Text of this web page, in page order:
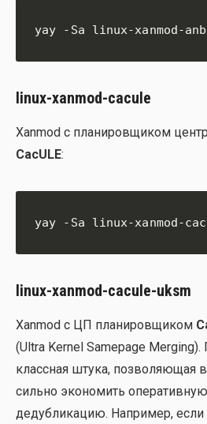
yay -Sa linux-xanmod-
linux-xanmod-cacule
Xanmod с пла­ни­ров­щи­ком
CacULE:
yay -Sa linux-xanmod-
linux-xanmod-cacule-uksm
Xanmod с ЦП пла­ни­ров­щи­ком
(Ultra Kernel Samepage
класс­ная шту­ка, поз­во­ля­ю­щая
силь­но эко­но­мить
дедуб­ли­ка­цию. Напри­мер,